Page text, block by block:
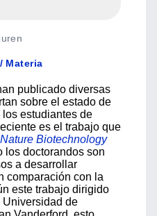
Materia
publicado diversas
sobre el estado de
estudiantes de
es el trabajo que
Nature Biotechnology
los doctorandos son
a desarrollar
comparación con la
este trabajo dirigido
Universidad de